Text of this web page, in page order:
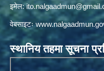
इमेल:
वेबसाइटः
स्थानिय तहमा सूचना